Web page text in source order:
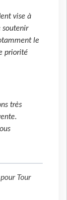
vise à
soutenir
le
priorité
très
pour Tour